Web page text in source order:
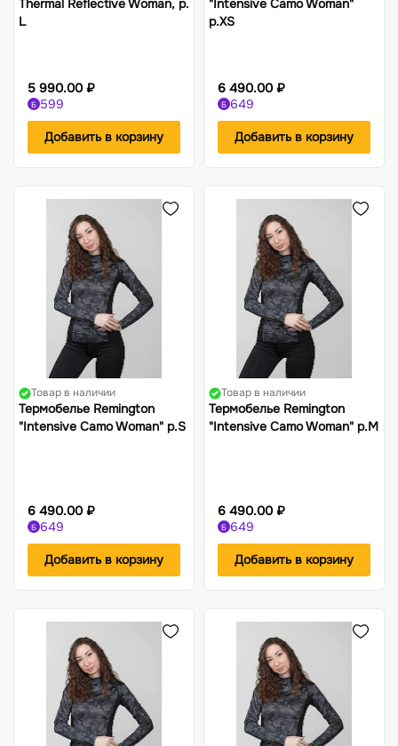
Thermal Reflective Woman, р.
L
5 990.00 ₽
Б 599
Добавить в корзину
"Intensive Camo Woman"
р.XS
6 490.00 ₽
Б 649
Добавить в корзину
Товар в наличии
Термобелье Remington
"Intensive Camo Woman" р.S
6 490.00 ₽
Б 649
Добавить в корзину
Товар в наличии
Термобелье Remington
"Intensive Camo Woman" р.M
6 490.00 ₽
Б 649
Добавить в корзину